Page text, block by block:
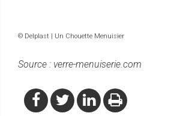
© Delplast | Un Chouette Menuisier
Source : verre-menuiserie.com